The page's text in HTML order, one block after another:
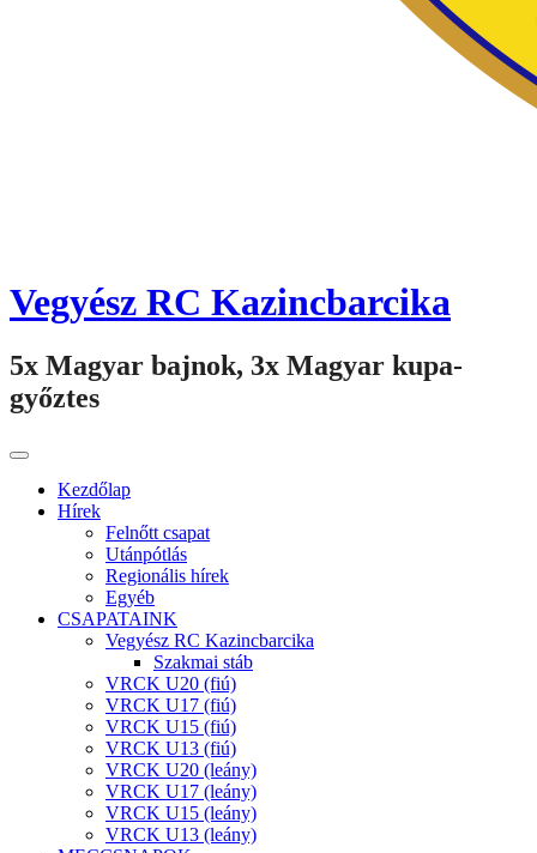
Vegyész RC Kazincbarcika
5x Magyar bajnok, 3x Magyar kupa-
győztes
Kezdőlap
Hírek
Felnőtt csapat
Utánpótlás
Regionális hírek
Egyéb
CSAPATAINK
Vegyész RC Kazincbarcika
Szakmai stáb
VRCK U20 (fiú)
VRCK U17 (fiú)
VRCK U15 (fiú)
VRCK U13 (fiú)
VRCK U20 (leány)
VRCK U17 (leány)
VRCK U15 (leány)
VRCK U13 (leány)